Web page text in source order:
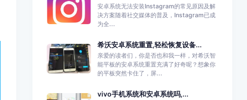
安卓系统无法安装Instagram的常见原因及解
决方案随着社交媒体的普及，Instagram已成
为全...
希沃安卓系统重置,轻松恢复设备...
亲爱的读者们，你是否也和我一样，对希沃智
能平板的安卓系统重置充满了好奇呢？想象你
的平板突然卡住了，屏...
vivo手机系统和安卓系统吗,...